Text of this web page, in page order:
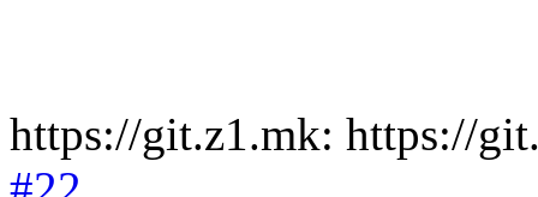
https://git.z1.mk: https://